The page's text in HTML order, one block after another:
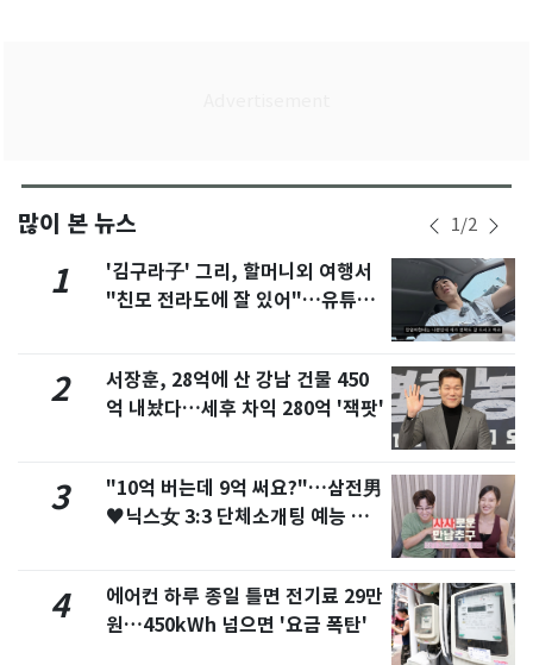
많이 본 뉴스 1/2
1
'김구라子' 그리, 할머니외 여행서
"친모 전라도에 잘 있어"…유튜브
2
서장훈, 28억에 산 강남 건물 450
억 내놨다…세후 차익 280억 '잭팟'
3
"10억 버는데 9억 써요?"…삼전男
♥닉스女 3:3 단체소개팅 예능 화
4
에어컨 하루 종일 틀면 전기료 29만
원…450kWh 넘으면 '요금 폭탄'